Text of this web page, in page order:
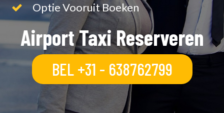
Optie Vooruit Boeken
Airport Taxi Reserveren
BEL +31 - 638762799